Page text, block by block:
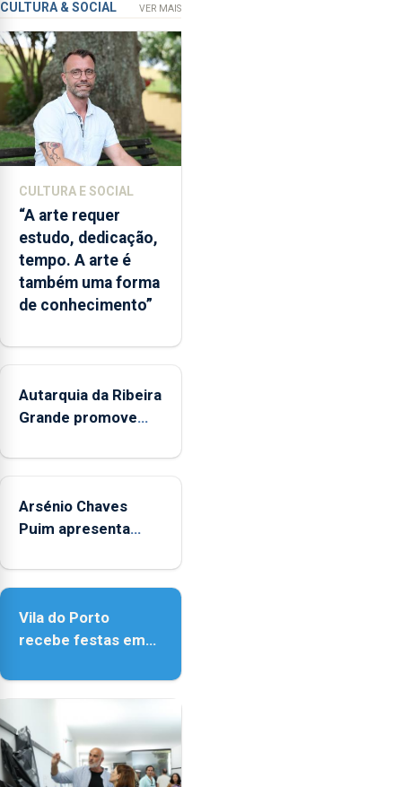
que
garante
a
abertura
dos
museus
e
núcleos
integrados
na
Rede
Municipal
de
Museus
sábados
o
mês
agosto,
as
14h00
as
18h00.
CULTURA & SOCIAL VER MAIS
CULTURA E SOCIAL
“A arte requer
estudo, dedicação,
tempo. A arte é
também uma forma
de conhecimento”
Autarquia da Ribeira
Grande promove
no Verão"
Arsénio Chaves
Puim apresenta
de Vila do Porto
Vila do Porto
recebe festas em
Senhora da